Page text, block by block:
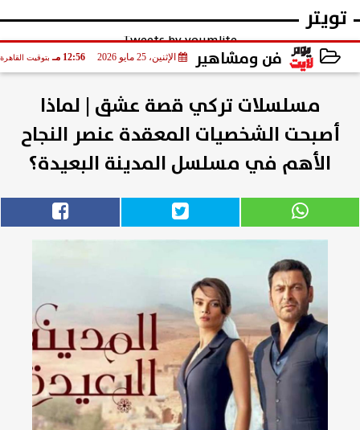
تويتر
Tweets by youmlite
فن ومشاهير الإثنين، 25 مايو 2026 12:56 مـ بتوقيت القاهرة
مسلسلات تركي قصة عشق | لماذا
أصبحت الشخصيات المعقدة عنصر النجاح
الأهم في مسلسل المدينة البعيدة؟